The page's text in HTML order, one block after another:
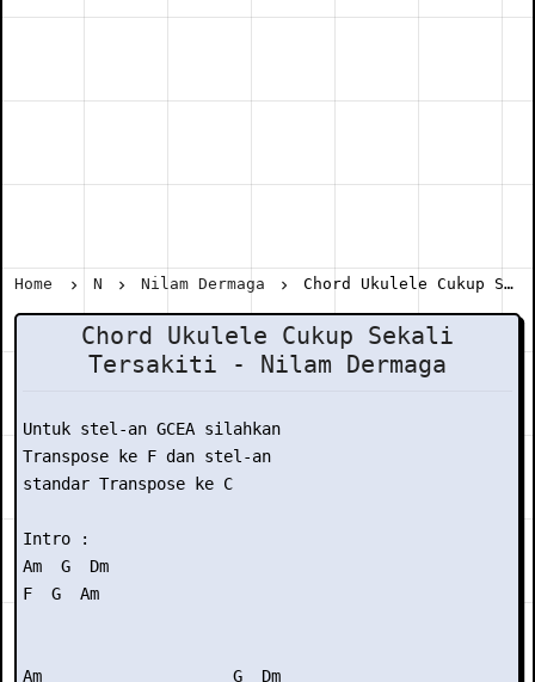
Home N Nilam Dermaga Chord Ukulele Cukup Sekali Tersakiti - Nilam Dermaga
Chord Ukulele Cukup Sekali
Tersakiti - Nilam Dermaga
Untuk stel-an GCEA silahkan
Transpose ke F dan stel-an
standar Transpose ke C
Intro :
Am  G  Dm
F  G  Am
Am                    G  Dm